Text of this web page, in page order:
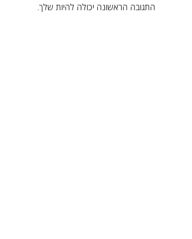
התגובה הראשונה יכולה להיות שלך.